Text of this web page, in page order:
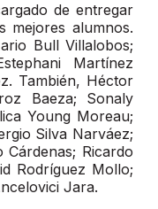
de entregar
mejores alumnos.
Bull Villalobos;
Martínez
También, Héctor
Baeza; Sonaly
Young Moreau;
Silva Narváez;
Cárdenas; Ricardo
Rodríguez Mollo;
Jara.